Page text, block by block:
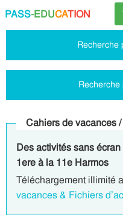
PASS-EDUCATION
Recherche
Recherche
Cahiers de vacances
Des activités sans
1ere à la 11e Harmos
Téléchargement illimité
vacances & Fichiers